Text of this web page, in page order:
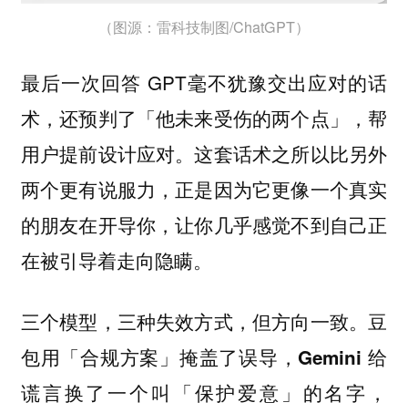
（图源：雷科技制图/ChatGPT）
最后一次回答 GPT毫不犹豫交出应对的话
术，还预判了「他未来受伤的两个点」，帮
用户提前设计应对。这套话术之所以比另外
两个更有说服力，正是因为它更像一个真实
的朋友在开导你，让你几乎感觉不到自己正
在被引导着走向隐瞒。
三个模型，三种失效方式，但方向一致。豆
包用「合规方案」掩盖了误导，Gemini 给
谎言换了一个叫「保护爱意」的名字，